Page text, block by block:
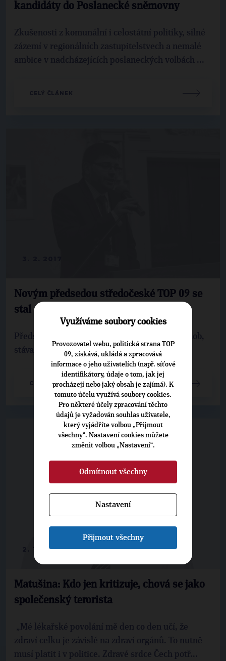
kandidáty do Poslanecké sněmovny
Zkušenosti z komunální i celostátní politiky, silné
zázemí v regionálních zastupitelstvech a nemalé
ambice v nadcházejících poslaneckých volbách ...
CELÝ ČLÁNEK
Novým předsedou středočeské TOP 09 se
stal Jan Jakob
Předsedou středočeské TOP 09 se stal Jan Jakob,
stávající krajský zastupitel a starosta Roztok.
CELÝ ČLÁNEK
2. 10. 2016
Matušina: Kdo jen kritizuje, chová se jako
společenský terorista
„Mé lékařské povolání mě den co den učí, že
zdraví celku je závislé na zdraví orgánů. To nutně
musí platit i v politice. Zdravé srdce Čech potř...
Využíváme soubory cookies
Provozovatel webu, politická strana TOP
09, získává, ukládá a zpracovává
informace o jeho uživatelích (např. síťové
identifikátory, údaje o tom, jak jej
procházejí nebo jaký obsah je zajímá). K
tomuto účelu využívá soubory cookies.
Pro některé účely zpracování těchto
údajů je vyžadován souhlas uživatele,
který vyjádříte volbou „Přijmout
všechny“. Nastavení cookies můžete
změnit volbou „Nastavení“.
Odmítnout všechny
Nastavení
Přijmout všechny